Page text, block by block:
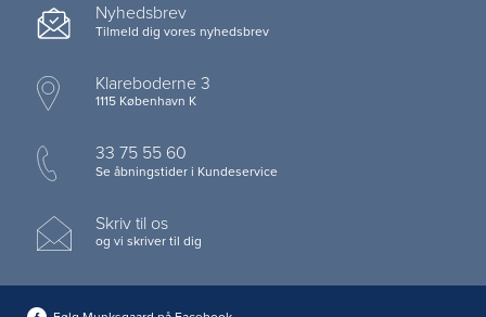
Nyhedsbrev
Tilmeld dig vores nyhedsbrev
Klareboderne 3
1115 København K
33 75 55 60
Se åbningstider i Kundeservice
Skriv til os
og vi skriver til dig